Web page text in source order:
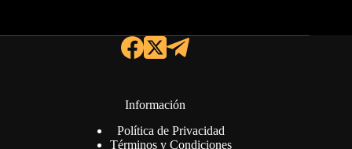
Información
Política de Privacidad
Términos y Condiciones